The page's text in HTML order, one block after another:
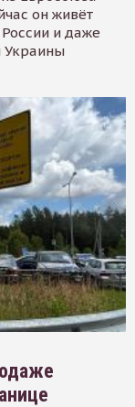
он живёт
и даже
Украины